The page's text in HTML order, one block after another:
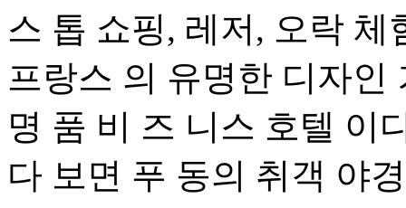
스 톱 쇼핑, 레저, 오락 체
프랑스 의 유명한 디자인
명 품 비 즈 니스 호텔 이
다 보면 푸 동의 취객 야